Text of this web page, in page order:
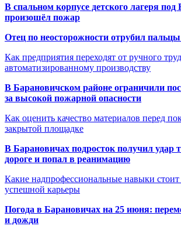
В спальном корпусе детского лагеря
произошёл пожар
Отец по неосторожности отрубил
Как предприятия переходят от ручного
автоматизированному производству
В Барановичском районе ограничили
за высокой пожарной опасности
Как оценить качество материалов перед
закрытой площадке
В Барановичах подросток получил удар
дороге и попал в реанимацию
Какие надпрофессиональные навыки стоит
успешной карьеры
Погода в Барановичах на 25 июня:
и дожди